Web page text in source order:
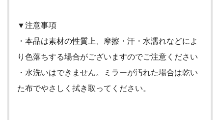
▼注意事項
・本品は素材の性質上、摩擦・汗・水濡れなどによ
り色落ちする場合がございますのでご注意ください
・水洗いはできません。ミラーが汚れた場合は乾い
た布でやさしく拭き取ってください。